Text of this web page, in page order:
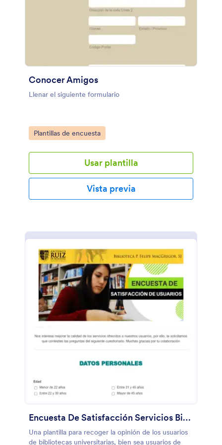
Conocer Amigos
Llenar el siguiente formulario
Go to Category:
Plantillas de encuesta
Usar plantilla
Vista previa
Encuesta De Satisfacción Servicios Biblioteca Universitaria
Una plantilla para recoger la opinión de los usuarios
de bibliotecas universitarias, bien sea usuarios de